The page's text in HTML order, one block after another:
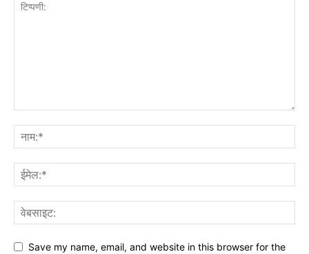
Save my name, email, and website in this browser for the